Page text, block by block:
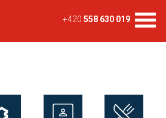
+420 558 630 019